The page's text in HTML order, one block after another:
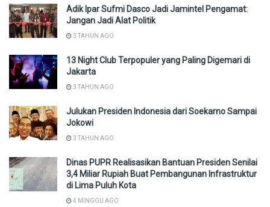
Adik Ipar Sufmi Dasco Jadi Jamintel Pengamat:
Jangan Jadi Alat Politik
3 TAHUN AGO
13 Night Club Terpopuler yang Paling Digemari di
Jakarta
3 TAHUN AGO
Julukan Presiden Indonesia dari Soekarno Sampai
Jokowi
3 TAHUN AGO
Dinas PUPR Realisasikan Bantuan Presiden Senilai
3,4 Miliar Rupiah Buat Pembangunan Infrastruktur
di Lima Puluh Kota
4 MINGGU AGO